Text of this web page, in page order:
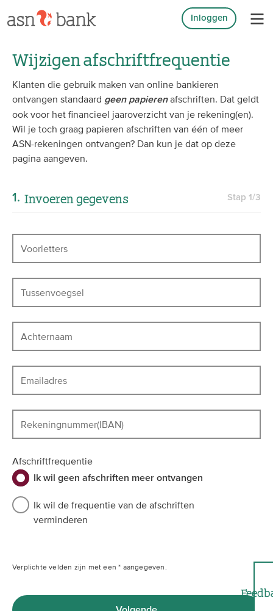
Inloggen
Wijzigen afschriftfrequentie
Klanten die gebruik maken van online bankieren
ontvangen standaard geen papierenafschriften. Dat geldt
ook voor het financieel jaaroverzicht van je rekening(en).
Wil je toch graag papieren afschriften van één of meer
ASN-rekeningen ontvangen? Dan kun je dat op deze
pagina aangeven.
Invoeren gegevens Stap 1 /3
Voorletters
Tussenvoegsel
Achternaam
Emailadres
Rekeningnummer(IBAN)
Afschriftfrequentie
Ik wil geen afschriften meer ontvangen
Ik wil de frequentie van de afschriften
verminderen
Verplichte velden zijn met een * aangegeven.